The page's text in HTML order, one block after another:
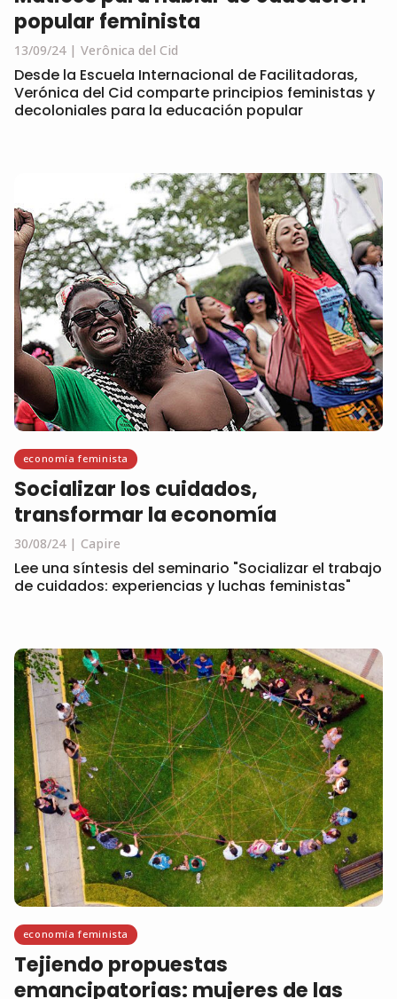
popular feminista
13/09/24 Verônica del Cid
Desde la Escuela Internacional de Facilitadoras,
Verónica del Cid comparte principios feministas y
decoloniales para la educación popular
economía feminista
Socializar los cuidados,
transformar la economía
30/08/24 Capire
Lee una síntesis del seminario "Socializar el trabajo
de cuidados: experiencias y luchas feministas"
economía feminista
Tejiendo propuestas
emancipatorias: mujeres de las